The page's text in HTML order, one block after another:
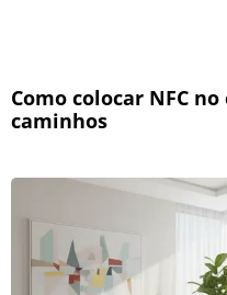
Como colocar NFC
caminhos